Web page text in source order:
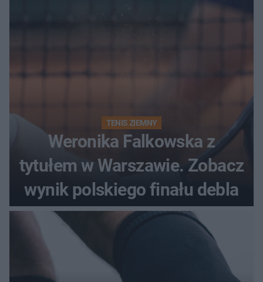
TENIS ZIEMNY
Weronika Falkowska z
tytułem w Warszawie. Zobacz
wynik polskiego finału debla